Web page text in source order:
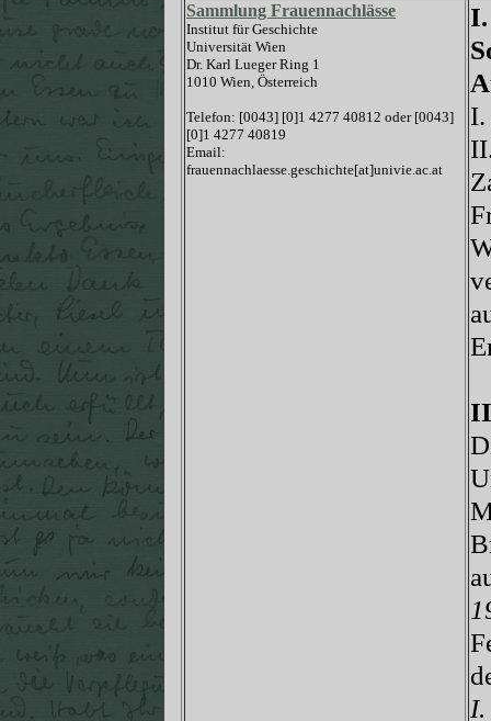
Sammlung Frauennachlässe
Institut für Geschichte
Universität Wien
Dr. Karl Lueger Ring 1
1010 Wien, Österreich
Telefon: [0043] [0]1 4277 40812 oder [0043]
[0]1 4277 40819
Email:
frauennachlaesse.geschichte[at]univie.ac.at
I.
I.